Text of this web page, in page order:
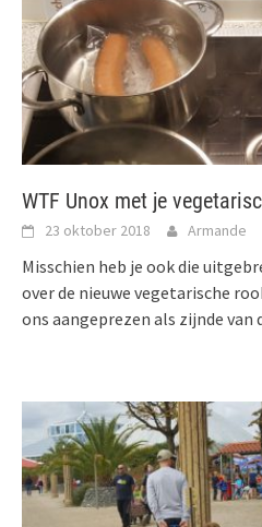
WTF Unox met je
23 oktober 2018 Armande
Misschien heb je ook die
over de nieuwe vegetarische
ons aangeprezen als zijnde van